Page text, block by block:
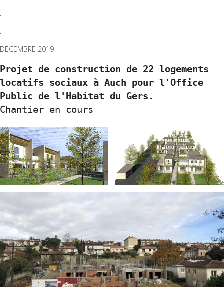
.
.
DÉCEMBRE 2019
Projet de construction de 22 logements
locatifs sociaux à Auch pour l'Office
Public de l'Habitat du Gers.
Chantier en cours